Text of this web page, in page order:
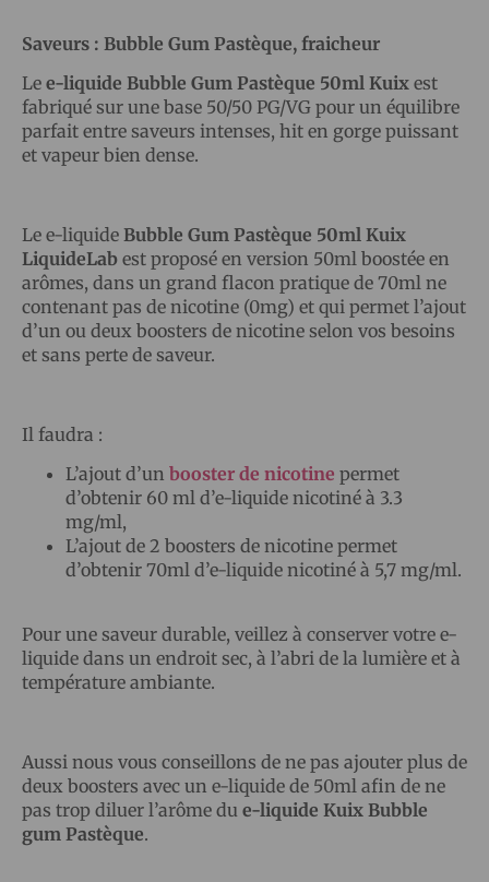
Saveurs : Bubble Gum Pastèque, fraicheur
Le e-liquide Bubble Gum Pastèque 50ml Kuix est
fabriqué sur une base 50/50 PG/VG pour un équilibre
parfait entre saveurs intenses, hit en gorge puissant
et vapeur bien dense.
Le e-liquide Bubble Gum Pastèque 50ml Kuix
LiquideLab est proposé en version 50ml boostée en
arômes, dans un grand flacon pratique de 70ml ne
contenant pas de nicotine (0mg) et qui permet l’ajout
d’un ou deux boosters de nicotine selon vos besoins
et sans perte de saveur.
Il faudra :
L’ajout d’un booster de nicotine permet
d’obtenir 60 ml d’e-liquide nicotiné à 3.3
mg/ml,
L’ajout de 2 boosters de nicotine permet
d’obtenir 70ml d’e-liquide nicotiné à 5,7 mg/ml.
Pour une saveur durable, veillez à conserver votre e-
liquide dans un endroit sec, à l’abri de la lumière et à
température ambiante.
Aussi nous vous conseillons de ne pas ajouter plus de
deux boosters avec un e-liquide de 50ml afin de ne
pas trop diluer l’arôme du e-liquide Kuix Bubble
gum Pastèque.